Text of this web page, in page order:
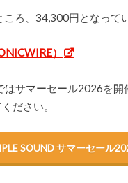
ろ、34,300円となって
）
はサマーセール2026を開
ださい。
SOUND サマーセール